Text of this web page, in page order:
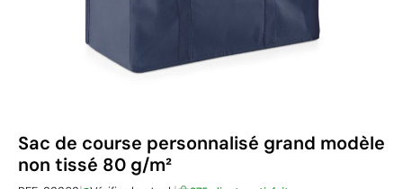
Sac de course personnalisé grand modèle
non tissé 80 g/m²